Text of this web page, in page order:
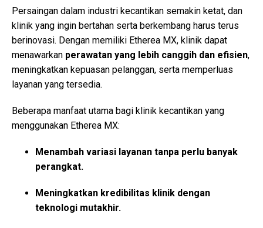
Persaingan dalam industri kecantikan semakin ketat, dan
klinik yang ingin bertahan serta berkembang harus terus
berinovasi. Dengan memiliki Etherea MX, klinik dapat
menawarkan perawatan yang lebih canggih dan efisien,
meningkatkan kepuasan pelanggan, serta memperluas
layanan yang tersedia.
Beberapa manfaat utama bagi klinik kecantikan yang
menggunakan Etherea MX:
Menambah variasi layanan tanpa perlu banyak
perangkat.
Meningkatkan kredibilitas klinik dengan
teknologi mutakhir.